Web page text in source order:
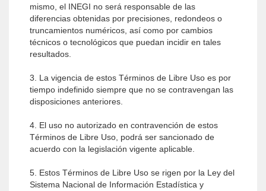
mismo, el INEGI no será responsable de las
diferencias obtenidas por precisiones, redondeos o
truncamientos numéricos, así como por cambios
técnicos o tecnológicos que puedan incidir en tales
resultados.
3. La vigencia de estos Términos de Libre Uso es por
tiempo indefinido siempre que no se contravengan las
disposiciones anteriores.
4. El uso no autorizado en contravención de estos
Términos de Libre Uso, podrá ser sancionado de
acuerdo con la legislación vigente aplicable.
5. Estos Términos de Libre Uso se rigen por la Ley del
Sistema Nacional de Información Estadística y